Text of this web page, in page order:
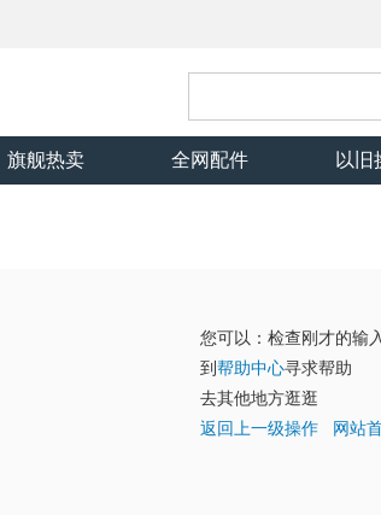
旗舰热卖 全网配件 以旧
您可以：检查刚才的输
到 帮助中心寻求帮助
去其他地方逛逛
返回上一级操作
网站